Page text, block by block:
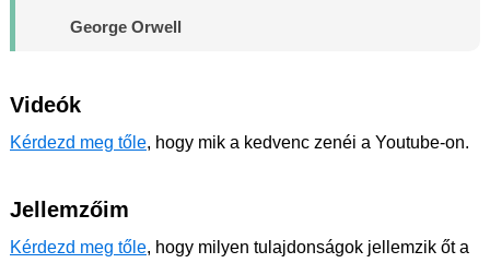
George Orwell
Videók
Kérdezd meg tőle, hogy mik a kedvenc zenéi a Youtube-on.
Jellemzőim
Kérdezd meg tőle, hogy milyen tulajdonságok jellemzik őt a